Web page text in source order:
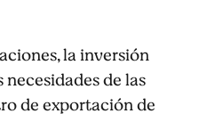
la inversión
de las
de exportación de